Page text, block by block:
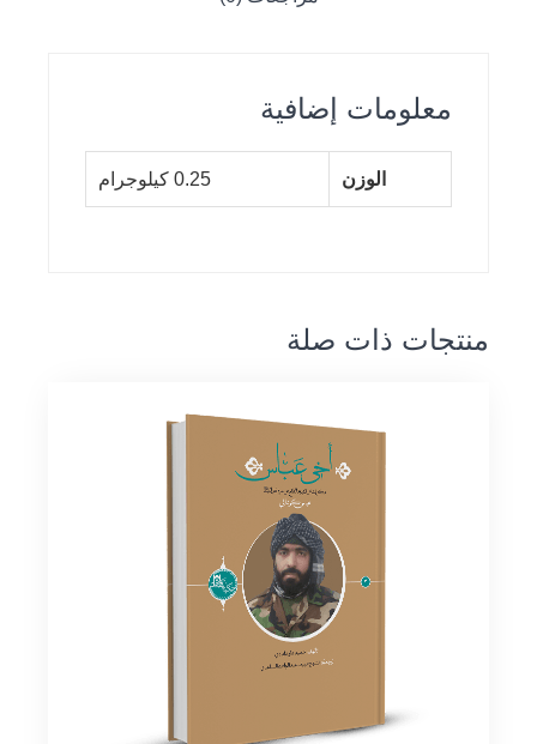
معلومات إضافية
الوزن 0.25 كيلوجرام
منتجات ذات صلة